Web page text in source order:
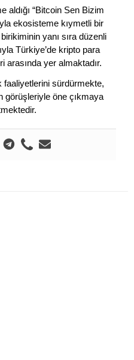
aldığı “Bitcoin Sen Bizim
ekosisteme kıymetli bir
yanı sıra düzenli
Türkiye’de kripto para
arasında yer almaktadır.
faaliyetlerini sürdürmekte,
görüşleriyle öne çıkmaya